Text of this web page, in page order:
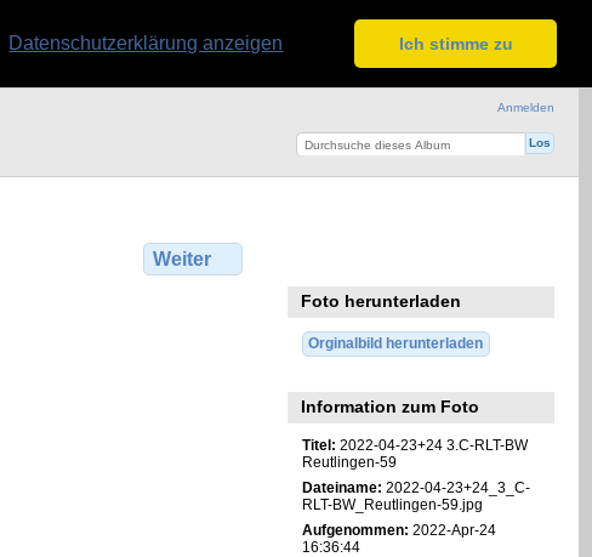
Datenschutzerklärung anzeigen Ich stimme zu
Anmelden
Weiter
Foto herunterladen
Orginalbild herunterladen
Information zum Foto
Titel: 2022-04-23+24 3.C-RLT-BW
Reutlingen-59
Dateiname: 2022-04-23+24_3_C-
RLT-BW_Reutlingen-59.jpg
Aufgenommen: 2022-Apr-24
16:36:44